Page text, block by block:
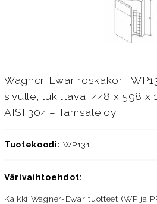
Wagner-Ewar roskakori,
sivulle, lukittava, 448 x 598 x
AISI 304 – Tamsale oy
Tuotekoodi: WP131
Värivaihtoehdot:
Kaikki Wagner-Ewar tuotteet (WP ja